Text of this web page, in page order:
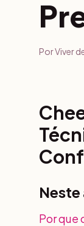
PorViver
Por que